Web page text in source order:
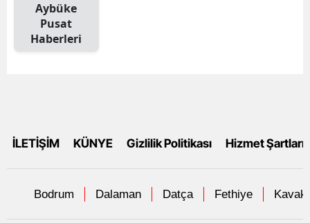
Aybüke
Pusat
Haberleri
İLETİŞİM KÜNYE Gizlilik Politikası Hizmet Şartları
Bodrum Dalaman Datça Fethiye